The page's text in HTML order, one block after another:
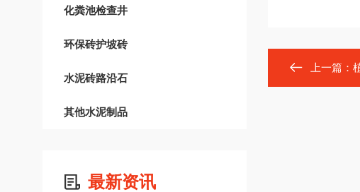
化粪池检查井
环保砖护坡砖
水泥砖路沿石
其他水泥制品
最新资讯
上一篇：